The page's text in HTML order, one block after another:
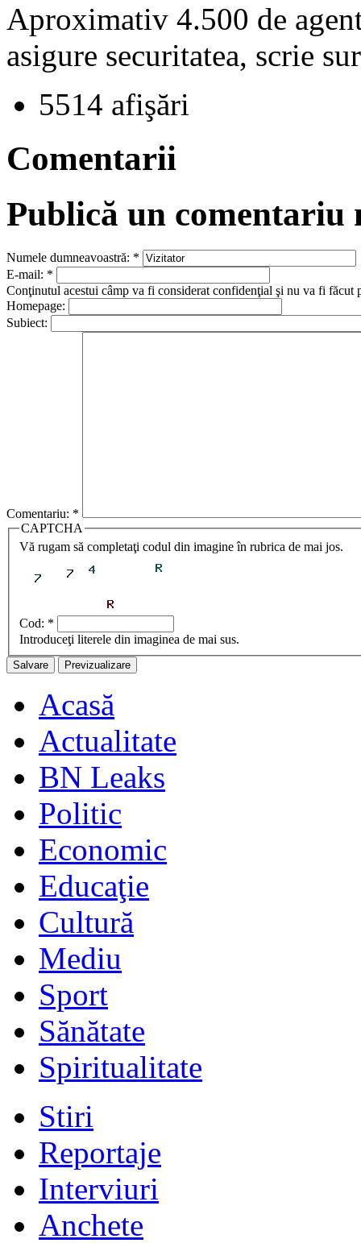
Aproximativ 4.500 de
asigure securitatea, scrie
5514 afişări
Comentarii
Publică un comentariu
Numele dumneavoastră: *
E-mail: *
Conţinutul acestui câmp va fi considerat confidenţial şi nu va fi făcut
Homepage:
Subiect:
Comentariu: *
CAPTCHA
Vă rugam să completaţi codul din imagine în rubrica de mai jos.
Cod: *
Introduceţi literele din imaginea de mai sus.
Acasă
Actualitate
BN Leaks
Politic
Economic
Educaţie
Cultură
Mediu
Sport
Sănătate
Spiritualitate
Stiri
Reportaje
Interviuri
Anchete